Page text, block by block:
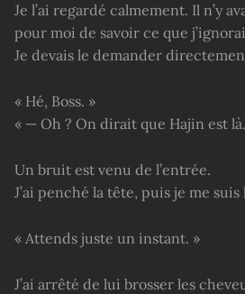
Je l’ai regardé calmement. Il n’y
pour moi de savoir ce que
Je devais le demander
« Hé, Boss. »
« — Oh ? On dirait que Hajin est
Un bruit est venu de l’entrée.
J’ai penché la tête, puis je me suis
« Attends juste un instant. »
J’ai arrêté de lui brosser les